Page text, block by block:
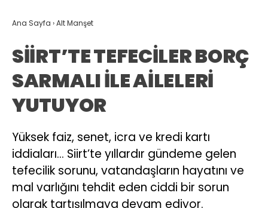
Ana Sayfa ›Alt Manşet
SİİRT’TE TEFECİLER BORÇ
SARMALI İLE AİLELERİ
YUTUYOR
Yüksek faiz, senet, icra ve kredi kartı
iddiaları… Siirt’te yıllardır gündeme gelen
tefecilik sorunu, vatandaşların hayatını ve
mal varlığını tehdit eden ciddi bir sorun
olarak tartışılmaya devam ediyor.